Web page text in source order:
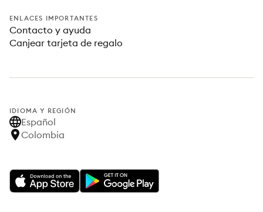
ENLACES IMPORTANTES
Contacto y ayuda
Canjear tarjeta de regalo
IDIOMA Y REGIÓN
Español
Colombia